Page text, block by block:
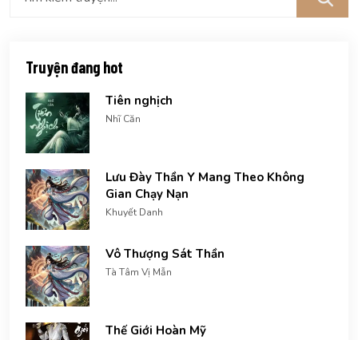
Truyện đang hot
Tiên nghịch
Nhĩ Căn
Lưu Đày Thần Y Mang Theo Không
Gian Chạy Nạn
Khuyết Danh
Vô Thượng Sát Thần
Tà Tâm Vị Mẫn
Thế Giới Hoàn Mỹ